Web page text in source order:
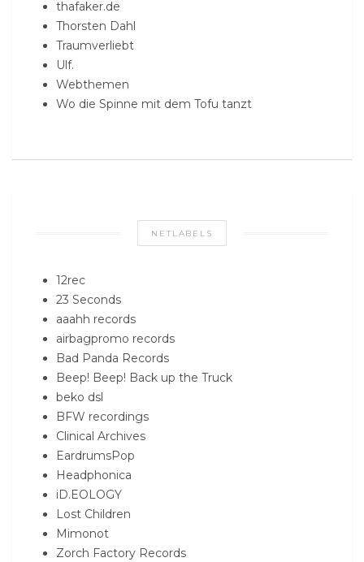
thafaker.de
Thorsten Dahl
Traumverliebt
Ulf.
Webthemen
Wo die Spinne mit dem Tofu tanzt
NETLABELS
12rec
23 Seconds
aaahh records
airbagpromo records
Bad Panda Records
Beep! Beep! Back up the Truck
beko dsl
BFW recordings
Clinical Archives
EardrumsPop
Headphonica
iD.EOLOGY
Lost Children
Mimonot
Zorch Factory Records